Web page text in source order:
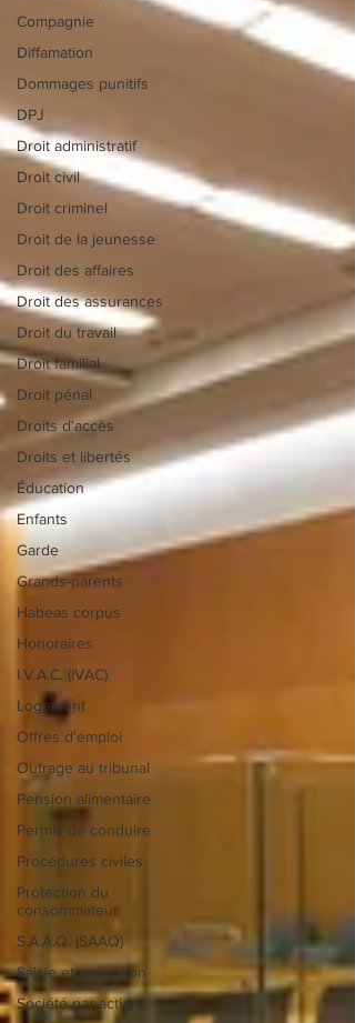
Compagnie
Diffamation
Dommages punitifs
DPJ
Droit administratif
Droit civil
Droit criminel
Droit de la jeunesse
Droit des affaires
Droit des assurances
Droit du travail
Droit familial
Droit pénal
Droits d'accès
Droits et libertés
Éducation
Enfants
Garde
Grands-parents
Habeas corpus
Honoraires
I.V.A.C. (IVAC)
Logement
Offres d'emploi
Outrage au tribunal
Pension alimentaire
Permis de conduire
Procédures civiles
Protection du
consommateur
S.A.A.Q. (SAAQ)
Saisie et exécution
Société par actions